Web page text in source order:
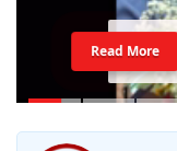
Read More